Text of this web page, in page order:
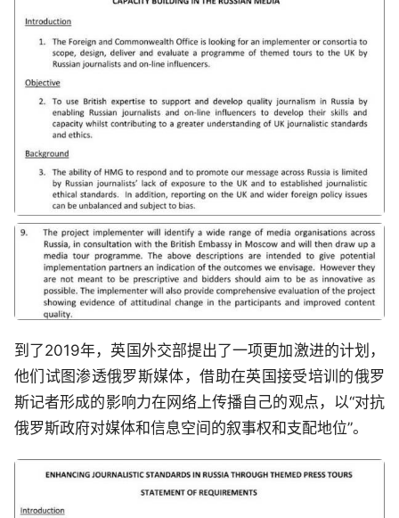
到了2019年，英国外交部提出了一项更加激进的计划，
他们试图渗透俄罗斯媒体，借助在英国接受培训的俄罗
斯记者形成的影响力在网络上传播自己的观点，以“对抗
俄罗斯政府对媒体和信息空间的叙事权和支配地位”。